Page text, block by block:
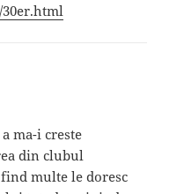
ma-i creste
din clubul
multe le doresc